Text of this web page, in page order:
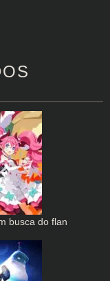
busca do flan